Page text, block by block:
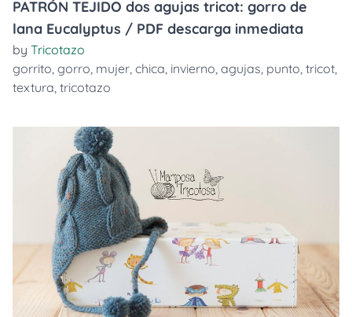
PATRÓN TEJIDO dos agujas tricot: gorro de
lana Eucalyptus / PDF descarga inmediata
by Tricotazo
gorrito, gorro, mujer, chica, invierno, agujas, punto, tricot,
textura, tricotazo